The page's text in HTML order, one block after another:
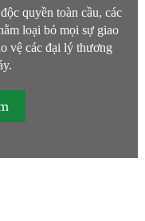
quyền toàn cầu, các
loại bỏ mọi sự giao
vệ các đại lý thương